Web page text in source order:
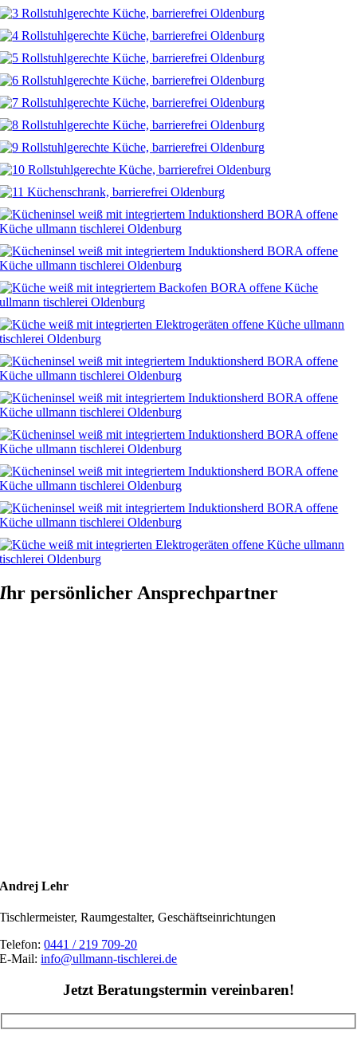
Ihr persönlicher Ansprechpartner
Andrej Lehr
Tischlermeister, Raumgestalter, Geschäftseinrichtungen
Telefon:0441 / 219 709-20
E-Mail:info@ullmann-tischlerei.de
Jetzt Beratungstermin vereinbaren!